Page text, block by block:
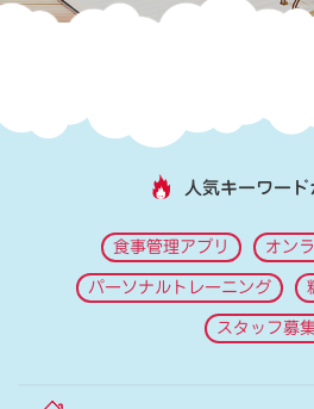
人気キーワー
食事管理アプリ オン
パーソナルトレーニング
スタッフ募